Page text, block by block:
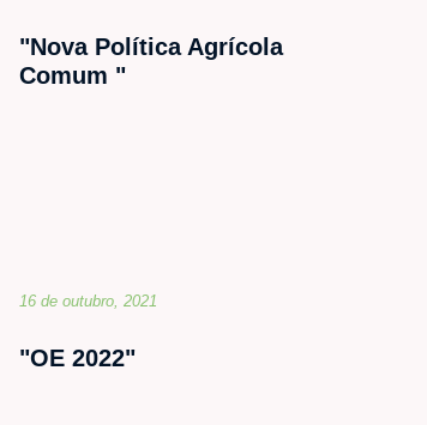
"Nova Política Agrícola
Comum "
16 de outubro, 2021
"OE 2022"